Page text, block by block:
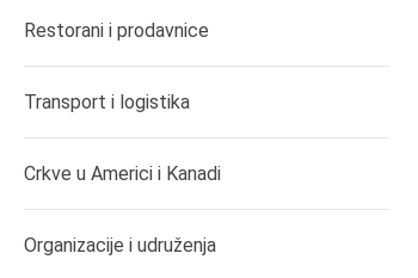
SPORT: IMA NEŠTO TRULO……U DRŽAVI
Restorani i prodavnice
Transport i logistika
Crkve u Americi i Kanadi
Organizacije i udruženja